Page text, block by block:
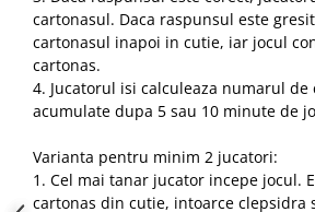
cartonasul. Daca raspunsul este
cartonasul inapoi in cutie, iar jocul
cartonas.
4. Jucatorul isi calculeaza numarul de
acumulate dupa 5 sau 10 minute de
Varianta pentru minim 2 jucatori:
1. Cel mai tanar jucator incepe jocul.
cartonas din cutie, intoarce clepsidra